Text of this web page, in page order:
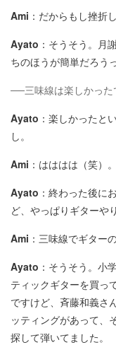
Ami ：だからもし挫折
Ayato ：そうそう。月
ちのほうが簡単だろう
──三味線は楽しかった
Ayato ：楽しかったと
し。
Ami ：はははは（笑）。
Ayato ：終わった後に
ど、やっぱりギターや
Ami ：三味線でギター
Ayato ：そうそう。小
ティックギターを買っ
ですけど、斉藤和義さ
ッティングがあって、
探して弾いてました。